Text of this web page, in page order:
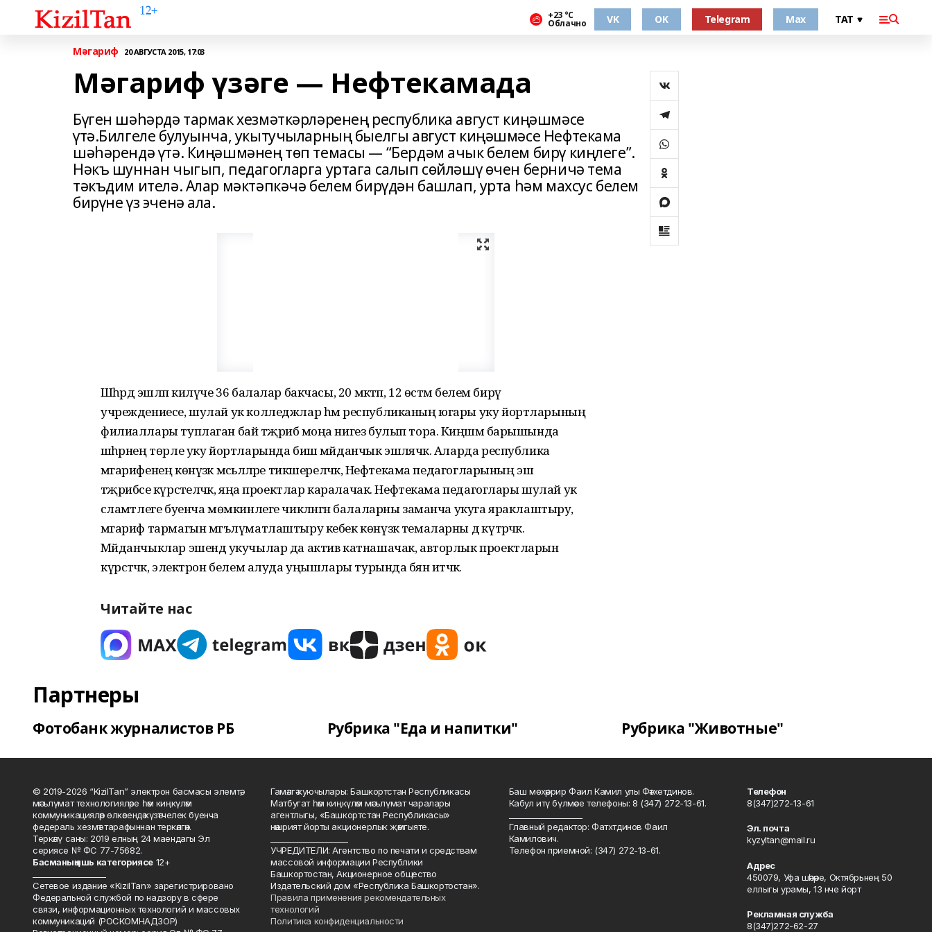
+23 °С
Облачно VK OK Telegram Max
Мәгариф 20 АВГУСТА 2015, 17:03
Мәгариф үзәге — Нефтекамада
Бүген шәһәрдә тармак хезмәткәрләренең республика август киңәшмәсе
үтә.Билгеле булуынча, укытучыларның быелгы август киңәшмәсе Нефтекама
шәһәрендә үтә. Киңәшмәнең төп темасы — “Бердәм ачык белем бирү киңлеге”.
Нәкъ шуннан чыгып, педагогларга уртага салып сөйләшү өчен берничә тема
тәкъдим ителә. Алар мәктәпкәчә белем бирүдән башлап, урта һәм махсус белем
бирүне үз эченә ала.
Шәһәрдә эшләп килүче 36 балалар бакчасы, 20 мәктәп, 12 өстәмә белем бирү
учреждениесе, шулай ук колледжлар һәм республиканың югары уку йортларының
филиаллары туплаган бай тәҗрибә моңа нигез булып тора. Киңәшмә барышында
шәһәрнең төрле уку йортларында биш мәйданчык эшләячәк. Аларда республика
мәгарифенең көнүзәк мәсьәләләре тикшереләчәк, Нефтекама педагог­ларының эш
тәҗрибәсе күрсәтеләчәк, яңа проектлар каралачак. Нефтекама педагоглары шулай ук
сәламәтлеге буенча мөмкинлеге чикләнгән балаларны заманча укуга яраклаштыру,
мәгариф тармагын мәгълүматлаштыру кебек көнүзәк темаларны дә күтәрәчәк.
Мәйданчыклар эшендә укучылар да актив катнашачак, авторлык проектларын
күрсәтәчәк, электрон белем алуда уңышлары турында бәян итәчәк.
Читайте нас
Партнеры
Фотобанк журналистов РБ Рубрика "Еда и напитки" Рубрика "Животные"
© 2019-2026 “KizilTan” электрон басмасы элемтә,
мәгълүмат технологияләре һәм киңкүләм
коммуникацияләр өлкәсендә күзәтчелек буенча
федераль хезмәт тарафыннан теркәлгән.
Теркәлү саны: 2019 елның 24 маендагы Эл
сериясе № ФС 77-75682.
Басманың яшь категориясе12+
Сетевое издание «KizilTan» зарегистрировано
Федеральной службой по надзору в сфере
связи, информационных технологий и массовых
коммуникаций (РОСКОМНАДЗОР)
Гамәлгә куючылары: Башкортстан Республикасы
Матбугат һәм киңкүләм мәгълүмат чаралары
агентлыгы, «Башкортстан Республикасы»
нәшрият йорты акционерлык җәмгыяте.
УЧРЕДИТЕЛИ: Агентство по печати и средствам
массовой информации Республики
Башкортостан, Акционерное общество
Издательский дом «Республика Башкортостан».
Правила применения рекомендательных
технологий
Политика конфиденциальности
Баш мөхәррир Фаил Камил улы Фәтхетдинов.
Кабул итү бүлмәсе телефоны: 8 (347) 272-13-61.
Главный редактор: Фатхтдинов Фаил
Камилович.
Телефон приемной: (347) 272-13-61.
Телефон
8(347)272-13-61
Эл. почта
kyzyltan@mail.ru
Адрес
450079, Уфа шәһәре, Октябрьнең 50
еллыгы урамы, 13 нче йорт
Рекламная служба
8(347)272-62-27